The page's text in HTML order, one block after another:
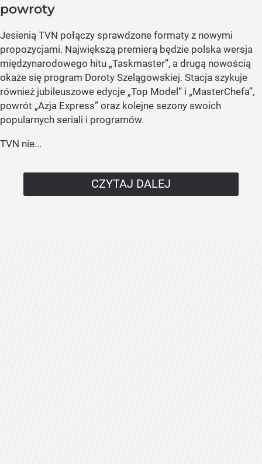
powroty
Jesienią TVN połączy sprawdzone formaty z nowymi
propozycjami. Największą premierą będzie polska wersja
międzynarodowego hitu „Taskmaster”, a drugą nowością
okaże się program Doroty Szelągowskiej. Stacja szykuje
również jubileuszowe edycje „Top Model” i „MasterChefa”,
powrót „Azja Express” oraz kolejne sezony swoich
popularnych seriali i programów.
TVN nie...
CZYTAJ DALEJ